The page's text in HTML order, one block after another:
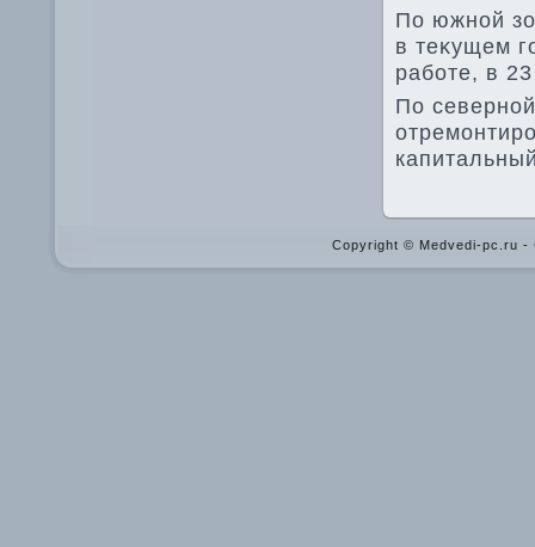
По южной
в теκущем
работе, в
По
Copyright © Medvedi-pc.ru -